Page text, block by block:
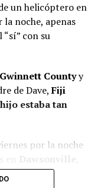
un helicóptero en
noche, apenas
“sí” con su
Gwinnett Countyy
de Dave,Fiji
estaba tan
por la noche
.